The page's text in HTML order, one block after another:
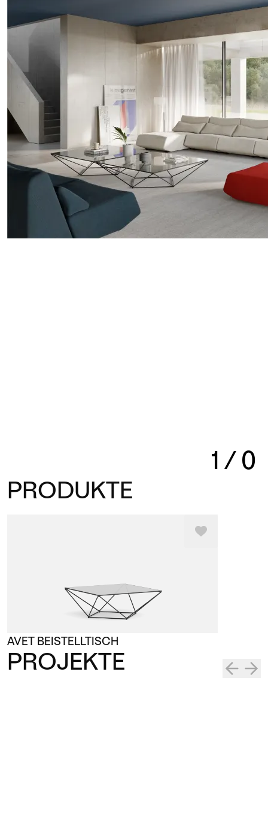
Avet ist eine in der Luft schwebende Silhouette.
1 / 0
PRODUKTE
AVET BEISTELLTISCH
PROJEKTE